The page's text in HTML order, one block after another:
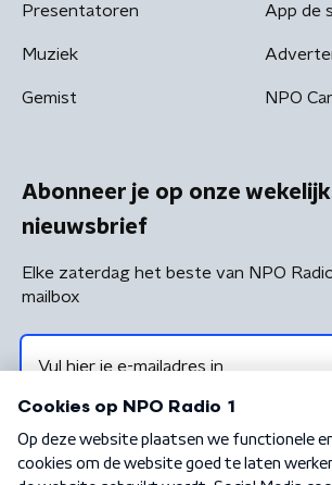
Presentatoren
Muziek
Gemist
App de
NPO
Abonneer je op onze
nieuwsbrief
Elke zaterdag het beste van NPO
mailbox